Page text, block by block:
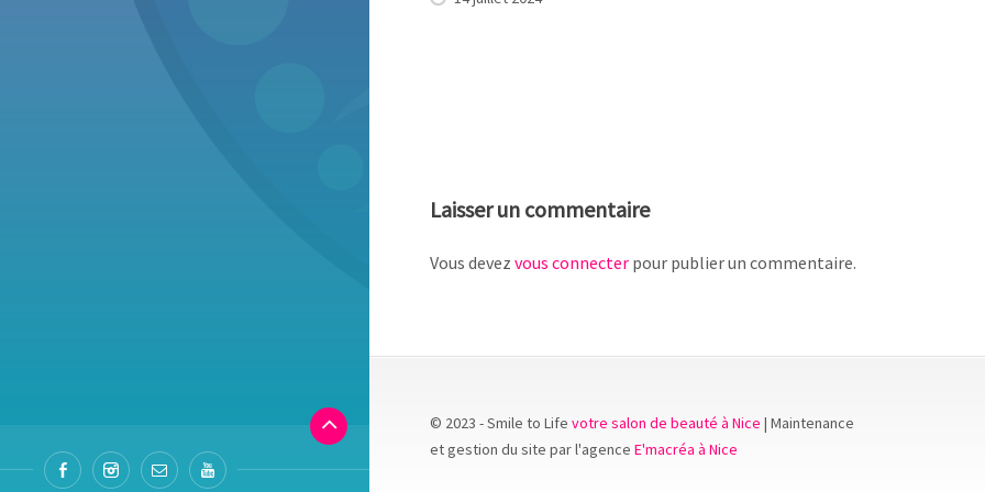
Laisser un commentaire
Vous devez vous connecter pour publier un commentaire.
© 2023 - Smile to Life votre salon de beauté à Nice | Maintenance
et gestion du site par l'agence E'macréa à Nice